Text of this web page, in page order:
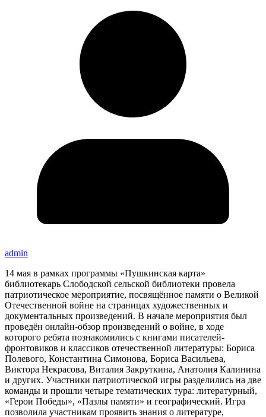
admin
14 мая в рамках программы «Пушкинская карта»
библиотекарь Слободской сельской библиотеки провела
патриотическое мероприятие, посвящённое памяти о Великой
Отечественной войне на страницах художественных и
документальных произведений. В начале мероприятия был
проведён онлайн-обзор произведений о войне, в ходе
которого ребята познакомились с книгами писателей-
фронтовиков и классиков отечественной литературы: Бориса
Полевого, Константина Симонова, Бориса Васильева,
Виктора Некрасова, Виталия Закруткина, Анатолия Калинина
и других. Участники патриотической игры разделились на две
команды и прошли четыре тематических тура: литературный,
«Герои Победы», «Пазлы памяти» и географический. Игра
позволила участникам проявить знания о литературе,